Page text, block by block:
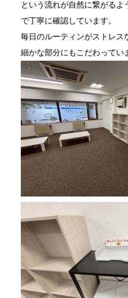
という流れが自然に繋がるよ
で丁寧に確認しています。
毎日のルーティンがストレス
細かな部分にもこだわってい